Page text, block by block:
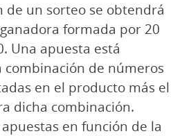
de un sorteo se obtendrá
formada por 20
Una apuesta está
de números
en el producto más el
dicha combinación.
en función de la